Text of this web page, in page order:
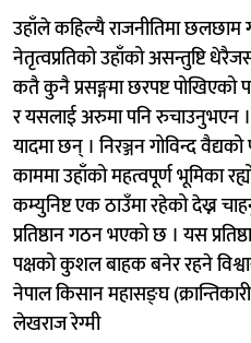
उहाँले कहिल्यै राजनीतिमा
नेतृत्वप्रतिको उहाँको असन्तुष्टि
कतै कुनै प्रसङ्गमा छरपष्ट पोखिएको
र यसलाई अरुमा पनि रुचाउनुभएन ।
यादमा छन् । निरञ्जन गोविन्द
काममा उहाँको महत्वपूर्ण भूमिका
कम्युनिष्ट एक ठाउँमा रहेको देख्न
प्रतिष्ठान गठन भएको छ । यस
पक्षको कुशल बाहक बनेर रहने
नेपाल किसान महासङ्घ
लेखराज रेग्मी